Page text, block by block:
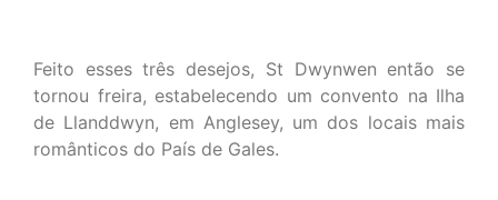
Feito esses três desejos, St Dwynwen então se
tornou freira, estabelecendo um convento na Ilha
de Llanddwyn, em Anglesey, um dos locais mais
românticos do País de Gales.